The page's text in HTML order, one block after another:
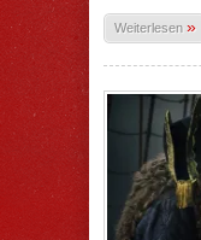
Weiterlesen »